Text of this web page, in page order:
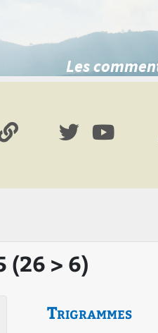
Les
(26 > 6)
Trigrammes